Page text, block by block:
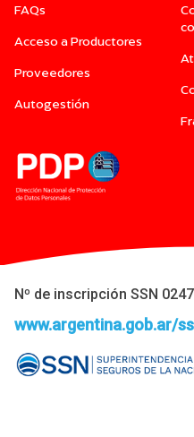
FAQs
Acceso a Productores
Proveedores
Autogestión
Nº de inscripción SSN 0247
www.argentina.gob.ar/